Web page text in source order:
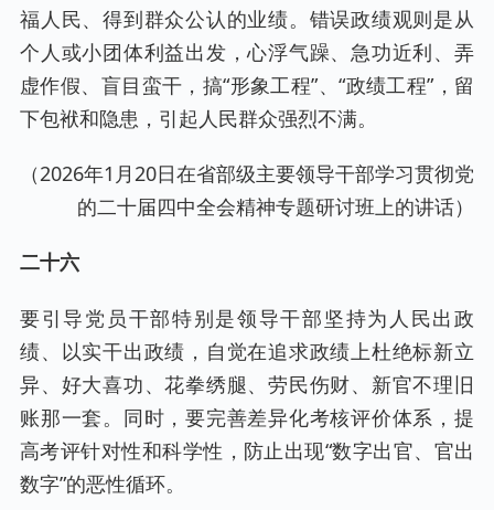
福人民、得到群众公认的业绩。错误政绩观则是从
个人或小团体利益出发，心浮气躁、急功近利、弄
虚作假、盲目蛮干，搞“形象工程”、“政绩工程”，留
下包袱和隐患，引起人民群众强烈不满。
（2026年1月20日在省部级主要领导干部学习贯彻党
的二十届四中全会精神专题研讨班上的讲话）
二十六
要引导党员干部特别是领导干部坚持为人民出政
绩、以实干出政绩，自觉在追求政绩上杜绝标新立
异、好大喜功、花拳绣腿、劳民伤财、新官不理旧
账那一套。同时，要完善差异化考核评价体系，提
高考评针对性和科学性，防止出现“数字出官、官出
数字”的恶性循环。